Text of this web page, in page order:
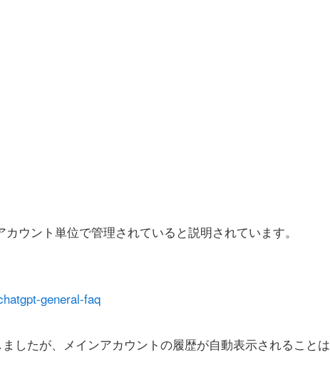
ウント単位で管理されていると説明されています。
general-faq
したが、メインアカウントの履歴が自動表示されることは